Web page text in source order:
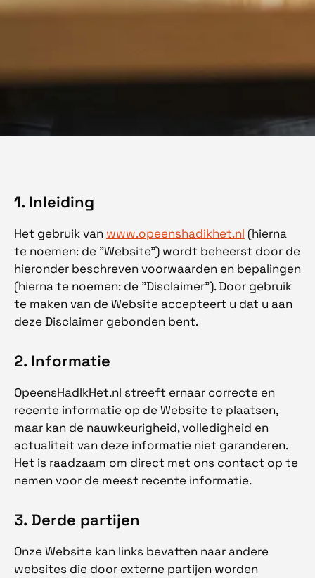
1. Inleiding
Het gebruik van www.opeenshadikhet.nl (hierna
te noemen: de "Website") wordt beheerst door de
hieronder beschreven voorwaarden en bepalingen
(hierna te noemen: de "Disclaimer"). Door gebruik
te maken van de Website accepteert u dat u aan
deze Disclaimer gebonden bent.
2. Informatie
OpeensHadIkHet.nl streeft ernaar correcte en
recente informatie op de Website te plaatsen,
maar kan de nauwkeurigheid, volledigheid en
actualiteit van deze informatie niet garanderen.
Het is raadzaam om direct met ons contact op te
nemen voor de meest recente informatie.
3. Derde partijen
Onze Website kan links bevatten naar andere
websites die door externe partijen worden